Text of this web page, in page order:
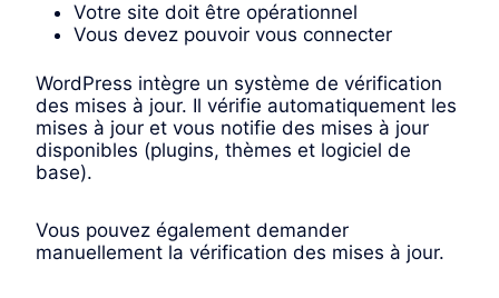
Votre site doit être opérationnel
Vous devez pouvoir vous connecter
WordPress intègre un système de vérification
des mises à jour. Il vérifie automatiquement les
mises à jour et vous notifie des mises à jour
disponibles (plugins, thèmes et logiciel de
base).
Vous pouvez également demander
manuellement la vérification des mises à jour.